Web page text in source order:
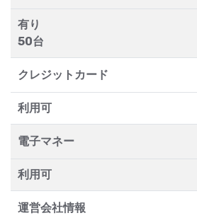
有り
50台
クレジットカード
利用可
電子マネー
利用可
運営会社情報